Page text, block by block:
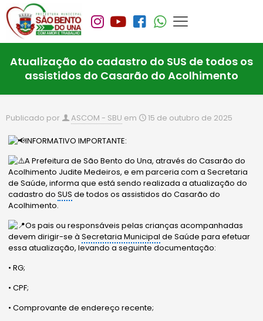
Atualização do cadastro do SUS de todos os
assistidos do Casarão do Acolhimento
Publicado por ASCOM - SBU em 15 de outubro de 2025
INFORMATIVO IMPORTANTE:
A Prefeitura de São Bento do Una, através do Casarão do
Acolhimento Judite Medeiros, e em parceria com a Secretaria
de Saúde, informa que está sendo realizada a atualização do
cadastro doSUS de todos os assistidos do Casarão do
Acolhimento.
Os pais ou responsáveis pelas crianças acompanhadas
devem dirigir-se àSecretaria Municipal de Saúde para efetuar
essa atualização, levando a seguinte documentação:
• RG;
• CPF;
• Comprovante de endereço recente;